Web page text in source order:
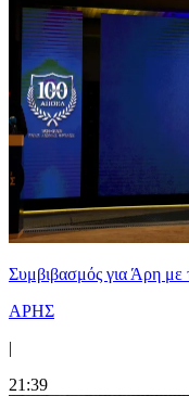
Συμβιβασμός για Άρη με
ΑΡΗΣ
|
21:39